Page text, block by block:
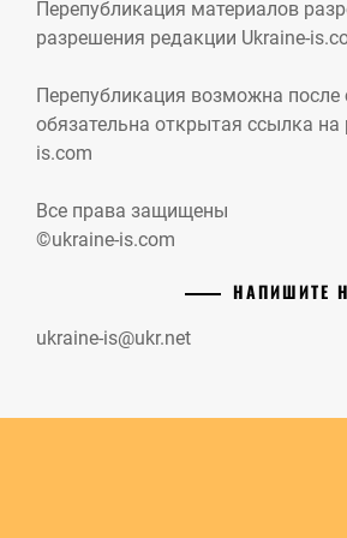
Перепубликация материалов
разрешения редакции Ukraine-
Перепубликация возможна после
обязательна открытая ссылка на
is.com
Все права защищены
©ukraine-is.com
НАПИШИТЕ
ukraine-is@ukr.net